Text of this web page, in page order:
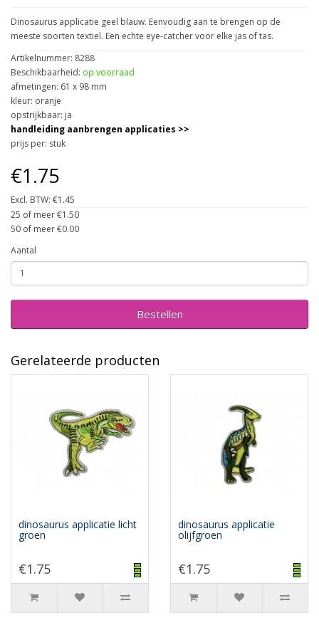
Dinosaurus applicatie geel blauw. Eenvoudig aan te brengen op de
meeste soorten textiel. Een echte eye-catcher voor elke jas of tas.
Artikelnummer: 8288
Beschikbaarheid: op voorraad
afmetingen: 61 x 98 mm
kleur: oranje
opstrijkbaar: ja
handleiding aanbrengen applicaties >>
prijs per: stuk
€1.75
Excl. BTW: €1.45
25 of meer €1.50
50 of meer €0.00
Aantal
Bestellen
Gerelateerde producten
dinosaurus applicatie licht
groen
€1.75
dinosaurus applicatie
olijfgroen
€1.75